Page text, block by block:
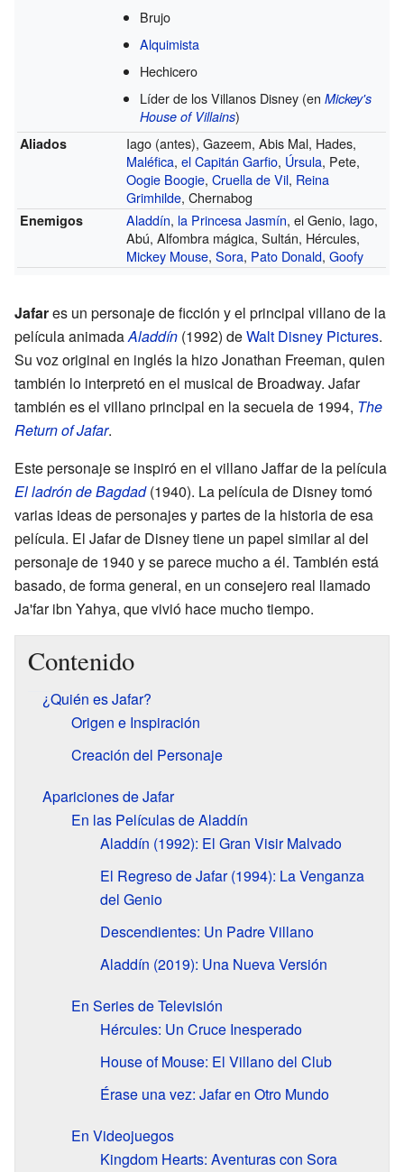
Brujo
Alquimista
Hechicero
Líder de los Villanos Disney (en Mickey's
House of Villains)
Aliados
Iago (antes), Gazeem, Abis Mal, Hades,
Maléfica,el Capitán Garfio, Úrsula, Pete,
Oogie Boogie,Cruella de Vil, Reina
Grimhilde, Chernabog
Enemigos Aladdín, la Princesa Jasmín, el Genio, Iago,
Abú, Alfombra mágica, Sultán, Hércules,
Mickey Mouse,Sora, Pato Donald,Goofy
Jafares un personaje de ficción y el principal villano de la
película animadaAladdín (1992) deWalt Disney Pictures.
Su voz original en inglés la hizo Jonathan Freeman, quien
también lo interpretó en el musical de Broadway. Jafar
también es el villano principal en la secuela de 1994, The
Return of Jafar.
Este personaje se inspiró en el villano Jaffar de la película
El ladrón de Bagdad(1940). La película de Disney tomó
varias ideas de personajes y partes de la historia de esa
película. El Jafar de Disney tiene un papel similar al del
personaje de 1940 y se parece mucho a él. También está
basado, de forma general, en un consejero real llamado
Ja'far ibn Yahya, que vivió hace mucho tiempo.
Contenido
¿Quién es Jafar?
Origen e Inspiración
Creación del Personaje
Apariciones de Jafar
En las Películas de Aladdín
Aladdín (1992): El Gran Visir Malvado
El Regreso de Jafar (1994): La Venganza
del Genio
Descendientes: Un Padre Villano
Aladdín (2019): Una Nueva Versión
En Series de Televisión
Hércules: Un Cruce Inesperado
House of Mouse: El Villano del Club
Érase una vez: Jafar en Otro Mundo
En Videojuegos
Kingdom Hearts: Aventuras con Sora